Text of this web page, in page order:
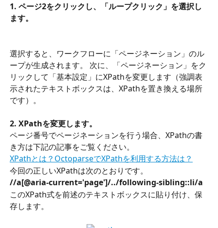
1. ページ2をクリックし、「ループクリック」を選択し
ます。
選択すると、ワークフローに「ページネーション」のル
ープが生成されます。 次に、「ページネーション」をク
リックして「基本設定」にXPathを変更します（強調表
示されたテキストボックスは、XPathを置き換える場所
です）。
2. XPathを変更します。
ページ番号でページネーションを行う場合、XPathの書
き方は下記の記事をご覧ください。
XPathとは？OctoparseでXPathを利用する方法は？
今回の正しいXPathは次のとおりです。
//a[@aria-current='page']/../following-sibling::li/a
このXPath式を前述のテキストボックスに貼り付け、保
存します。